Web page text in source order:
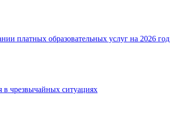
платных образовательных услуг на 2026 год
в чрезвычайных ситуациях